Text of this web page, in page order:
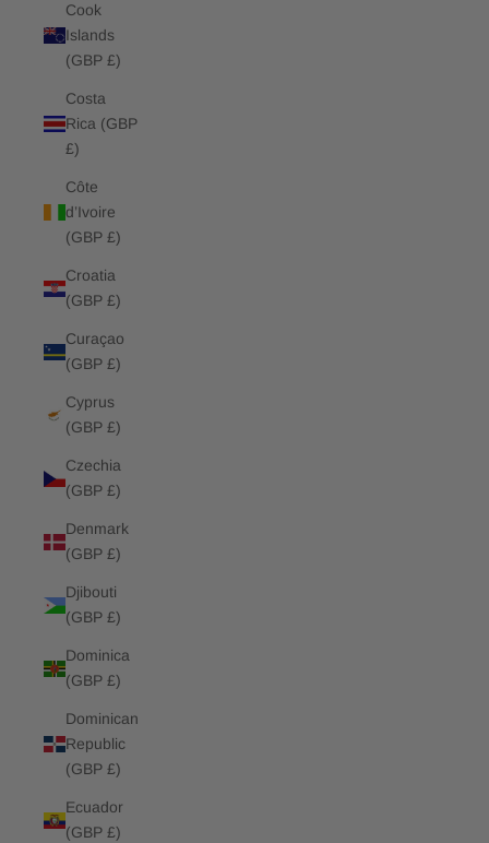
Cook
Islands
(GBP £)
Costa
Rica (GBP
£)
Côte
d’Ivoire
(GBP £)
Croatia
(GBP £)
Curaçao
(GBP £)
Cyprus
(GBP £)
Czechia
(GBP £)
Denmark
(GBP £)
Djibouti
(GBP £)
Dominica
(GBP £)
Dominican
Republic
(GBP £)
Ecuador
(GBP £)